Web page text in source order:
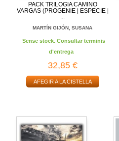
PACK TRILOGIA CAMINO
VARGAS (PROGENIE | ESPECIE |
MARTÍN GIJÓN, SUSANA
Sense stock. Consultar terminis
d'entrega
32,85 €
AFEGIR A LA CISTELLA